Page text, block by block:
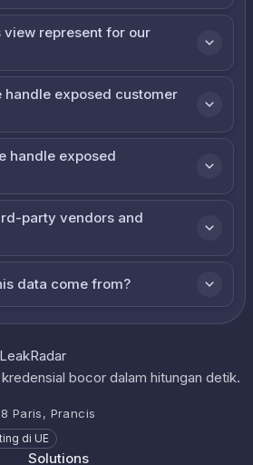
view represent for our
handle exposed customer
handle exposed
party vendors and
data come from?
bocor dalam hitungan detik.
Paris, Prancis
di UE
Solutions